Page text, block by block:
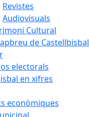
Revistes
Audiovisuals
Cultural
de Castellbisbal
electorals
en xifres
econòmiques